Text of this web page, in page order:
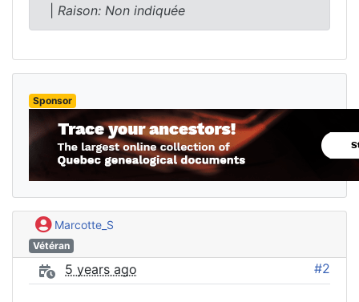
Raison: Non indiquée
Sponsor
Marcotte_S
Vétéran
5 years ago #2